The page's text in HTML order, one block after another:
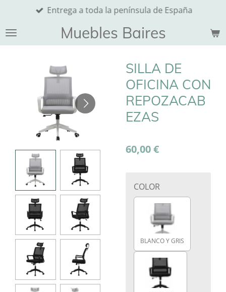
contenido
principal
Muebles Baires
Entrega a toda la península de España
SILLA DE
OFICINA CON
REPOZACAB
EZAS
60,00 €
COLOR
BLANCO Y GRIS